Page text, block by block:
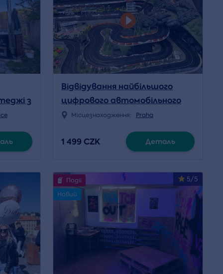
з
Відвідування найбільшого
цифрового автомобільного
треку в Чехії Etnadrom
Місцезнаходження: Praha
1 499 CZK Деталь
5/5
Події
Новий